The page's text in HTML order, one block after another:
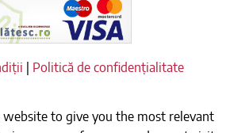
| Politică de confidențialitate
website to give you the most relevant